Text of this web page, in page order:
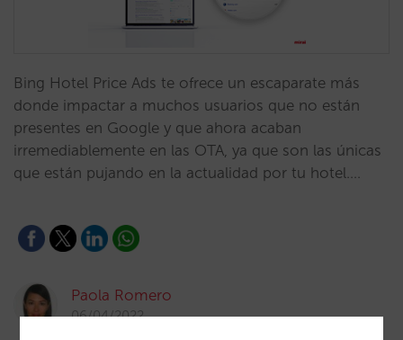
Bing Hotel Price Ads te ofrece un escaparate más
donde impactar a muchos usuarios que no están
presentes en Google y que ahora acaban
irremediablemente en las OTA, ya que son las únicas
que están pujando en la actualidad por tu hotel.…
Paola Romero
06/04/2022